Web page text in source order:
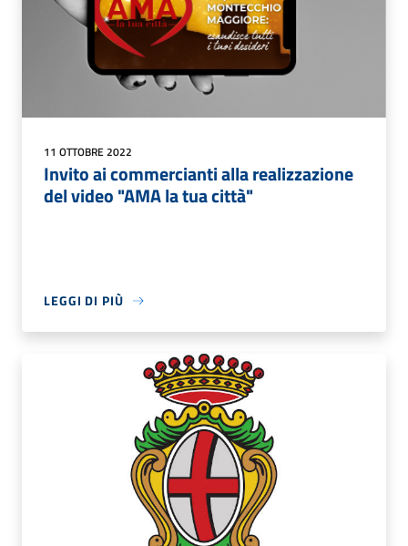
11 OTTOBRE 2022
Invito ai commercianti alla realizzazione
del video "AMA la tua città"
LEGGI DI PIÙ